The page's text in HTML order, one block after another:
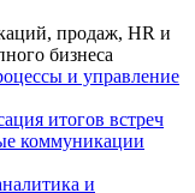
продаж, HR и
бизнеса
и управление
итогов встреч
коммуникации
и